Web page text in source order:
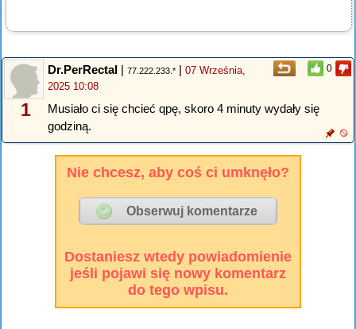
0
1
Dr.PerRectal | 77.222.233.* | 07 Września,
2025 10:08
Musiało ci się chcieć qpę, skoro 4 minuty wydały się
godziną.
Nie chcesz, aby coś ci umknęło?
Dostaniesz wtedy powiadomienie
jeśli pojawi się nowy komentarz
do tego wpisu.